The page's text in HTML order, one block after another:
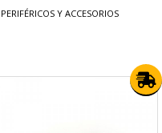
PERIFÉRICOS Y ACCESORIOS